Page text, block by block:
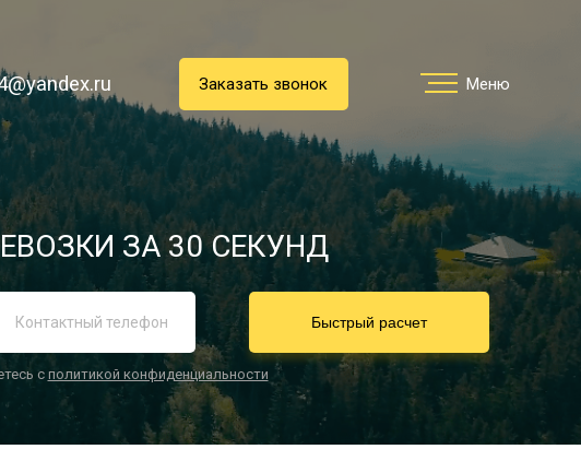
Заказать звонок Меню
Услуги
Преимущества
О компании
Заказать звонок Меню
ЗА 30 СЕКУНД
Быстрый расчет
с политикой конфиденциальности